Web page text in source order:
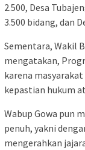
2.500, Desa
3.500 bidang, dan
Sementara, Wakil
mengatakan,
karena
kepastian hukum
Wabup Gowa pun
penuh, yakni
mengerahkan